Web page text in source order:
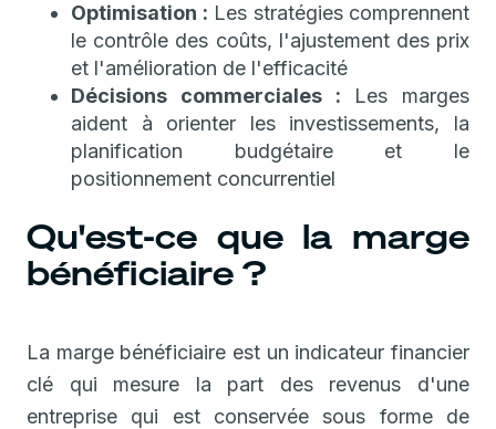
Optimisation : Les stratégies comprennent
le contrôle des coûts, l'ajustement des prix
et l'amélioration de l'efficacité
Décisions commerciales : Les marges
aident à orienter les investissements, la
planification budgétaire et le
positionnement concurrentiel
Qu'est-ce que la marge
bénéficiaire ?
La marge bénéficiaire est un indicateur financier
clé qui mesure la part des revenus d'une
entreprise qui est conservée sous forme de